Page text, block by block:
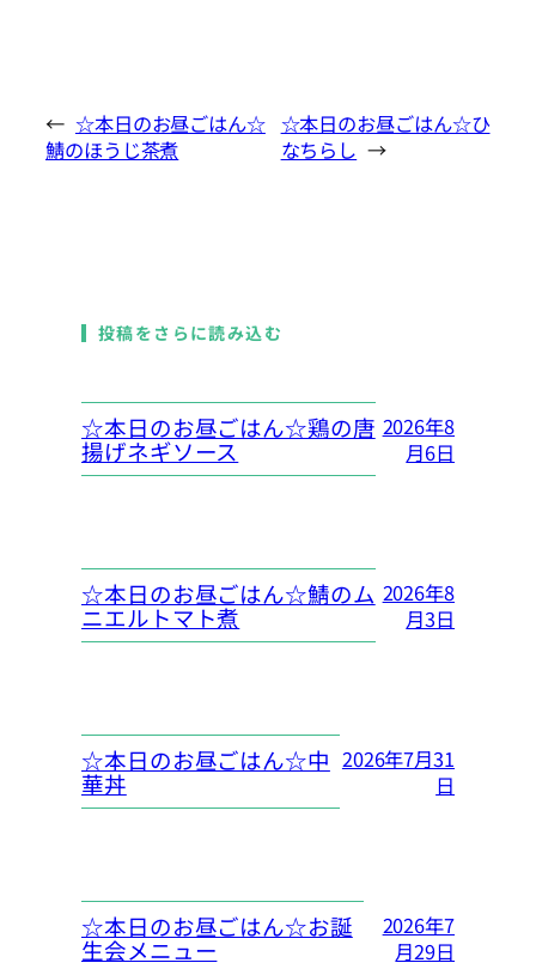
← ☆本日のお昼ごはん☆
鯖のほうじ茶煮
☆本日のお昼ごはん☆ひ
なちらし →
投稿をさらに読み込む
☆本日のお昼ごはん☆鶏の唐
揚げネギソース
2026年8
月6日
☆本日のお昼ごはん☆鯖のム
ニエルトマト煮
2026年8
月3日
☆本日のお昼ごはん☆中
華丼
2026年7月31
日
☆本日のお昼ごはん☆お誕
生会メニュー
2026年7
月29日